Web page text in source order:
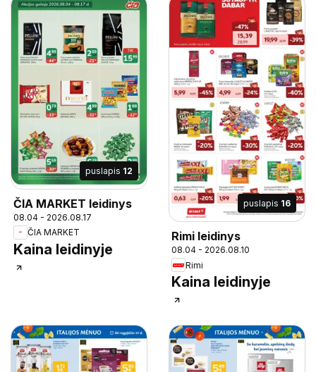
puslapis 12
ČIA MARKET leidinys
08.04 - 2026.08.17
ČIA MARKET
Kaina leidinyje
puslapis 16
Rimi leidinys
08.04 - 2026.08.10
Rimi
Kaina leidinyje